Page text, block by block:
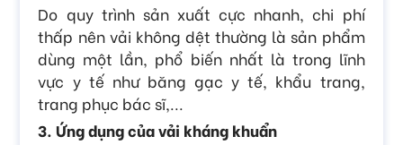
Do quy trình sản xuất cực nhanh, chi phí
thấp nên vải không dệt thường là sản phẩm
dùng một lần, phổ biến nhất là trong lĩnh
vực y tế như băng gạc y tế, khẩu trang,
trang phục bác sĩ,...
3. Ứng dụng của vải kháng khuẩn